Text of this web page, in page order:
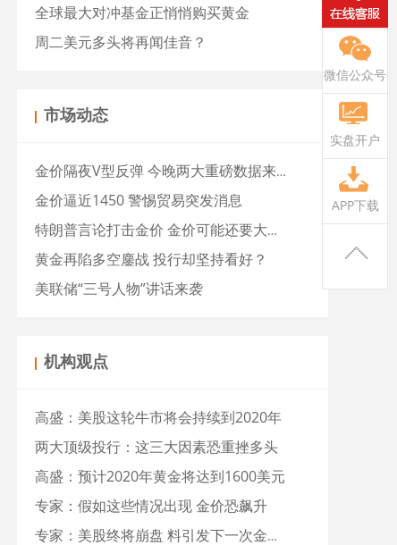
微信公众号
实盘开户
APP下载
全球最大对冲基金正悄悄购买黄金
周二美元多头将再闻佳音？
市场动态
金价隔夜V型反弹 今晚两大重磅数据来袭
金价逼近1450 警惕贸易突发消息
特朗普言论打击金价 金价可能还要大跌近15美元
黄金再陷多空鏖战 投行却坚持看好？
美联储“三号人物”讲话来袭
机构观点
高盛：美股这轮牛市将会持续到2020年
两大顶级投行：这三大因素恐重挫多头
高盛：预计2020年黄金将达到1600美元
专家：假如这些情况出现 金价恐飙升
专家：美股终将崩盘 料引发下一次金价暴涨